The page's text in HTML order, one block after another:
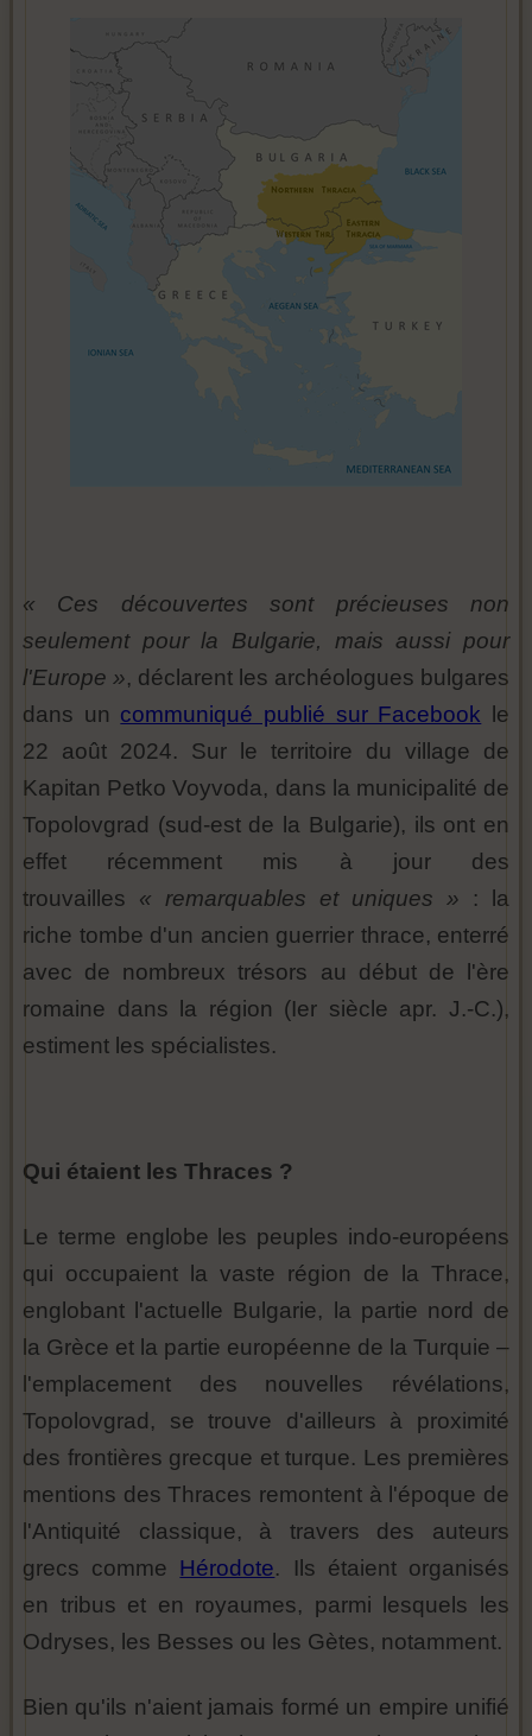
« Ces découvertes sont précieuses non
seulement pour la Bulgarie, mais aussi pour
l'Europe », déclarent les archéologues bulgares
dans un communiqué publié sur Facebook le
22 août 2024. Sur le territoire du village de
Kapitan Petko Voyvoda, dans la municipalité de
Topolovgrad (sud-est de la Bulgarie), ils ont en
effet récemment mis à jour des
trouvailles « remarquables et uniques » : la
riche tombe d'un ancien guerrier thrace, enterré
avec de nombreux trésors au début de l'ère
romaine dans la région (Ier siècle apr. J.-C.),
estiment les spécialistes.
Qui étaient les Thraces ?
Le terme englobe les peuples indo-européens
qui occupaient la vaste région de la Thrace,
englobant l'actuelle Bulgarie, la partie nord de
la Grèce et la partie européenne de la Turquie –
l'emplacement des nouvelles révélations,
Topolovgrad, se trouve d'ailleurs à proximité
des frontières grecque et turque. Les premières
mentions des Thraces remontent à l'époque de
l'Antiquité classique, à travers des auteurs
grecs comme Hérodote. Ils étaient organisés
en tribus et en royaumes, parmi lesquels les
Odryses, les Besses ou les Gètes, notamment.
Bien qu'ils n'aient jamais formé un empire unifié